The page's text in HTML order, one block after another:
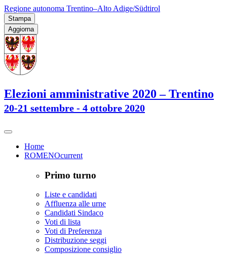
Regione autonoma Trentino–Alto Adige/Südtirol
Stampa
Aggiorna
Elezioni amministrative 2020 – Trentino
20-21 settembre - 4 ottobre 2020
Home
ROMENOcurrent
Primo turno
Liste e candidati
Affluenza alle urne
Candidati Sindaco
Voti di lista
Voti di Preferenza
Distribuzione seggi
Composizione consiglio